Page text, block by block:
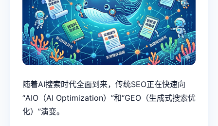
随着AI搜索时代全面到来，传统SEO正在快速向
“AIO（AI Optimization）”和“GEO（生成式搜索优
化）”演变。